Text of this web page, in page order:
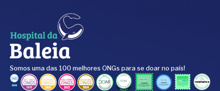
Somos uma das 100 melhores ONGs para se doar no país!